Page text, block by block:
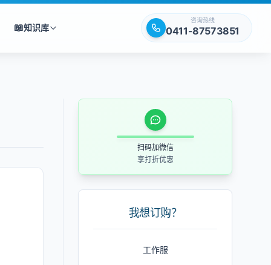
📖知识库
咨询热线
0411-87573851
扫码加微信
享打折优惠
我想订购？
工作服